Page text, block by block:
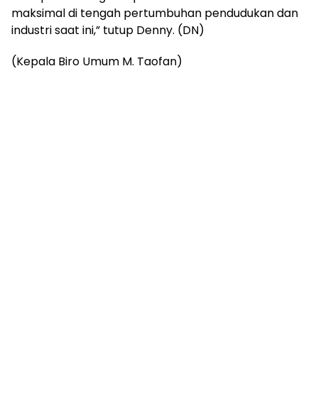
maksimal di tengah pertumbuhan pendudukan dan
industri saat ini,” tutup Denny. (DN)
(Kepala Biro Umum M. Taofan)